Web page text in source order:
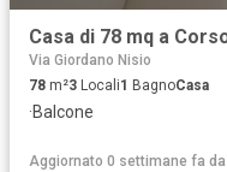
Via Giordano Nisio
78 m²3 Locali1 BagnoCasa
·Balcone
Aggiornato 0 settimane fa da